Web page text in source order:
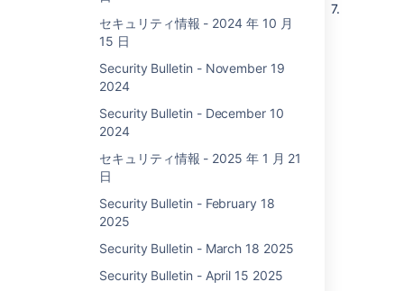
セキュリティ情報 - 2024 年 10 月
15 日
Security Bulletin - November 19
2024
Security Bulletin - December 10
2024
セキュリティ情報 - 2025 年 1 月 21
日
Security Bulletin - February 18
2025
Security Bulletin - March 18 2025
Security Bulletin - April 15 2025
net.minidev:json-smart
Vulnerability in Confluence Data
Center and Server
7.5